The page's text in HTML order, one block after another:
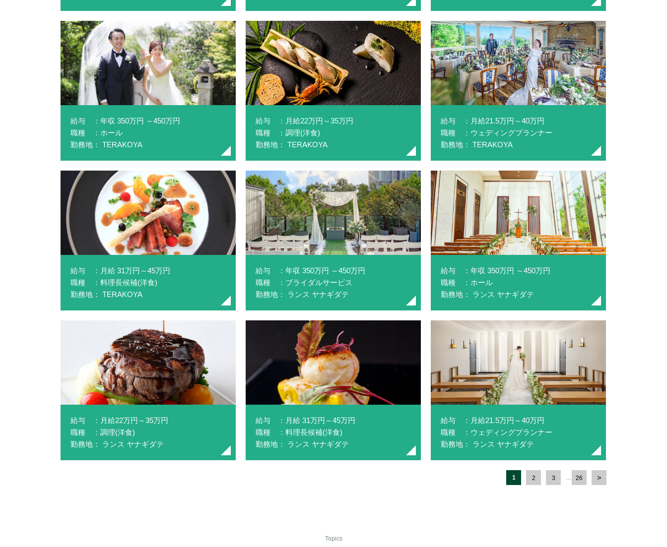
給与 ：年収 350万円 ～450万円
職種 ：ホール
勤務地： TERAKOYA
給与 ：月給22万円～35万円
職種 ：調理(洋食)
勤務地： TERAKOYA
給与 ：月給21.5万円～40万円
職種 ：ウェディングプランナー
勤務地： TERAKOYA
給与 ：月給 31万円～45万円
職種 ：料理長候補(洋食)
勤務地： TERAKOYA
給与 ：年収 350万円 ～450万円
職種 ：ブライダルサービス
勤務地： ランス ヤナギダテ
給与 ：年収 350万円 ～450万円
職種 ：ホール
勤務地： ランス ヤナギダテ
給与 ：月給22万円～35万円
職種 ：調理(洋食)
勤務地： ランス ヤナギダテ
給与 ：月給 31万円～45万円
職種 ：料理長候補(洋食)
勤務地： ランス ヤナギダテ
給与 ：月給21.5万円～40万円
職種 ：ウェディングプランナー
勤務地： ランス ヤナギダテ
1 2 3 … 26
Topics